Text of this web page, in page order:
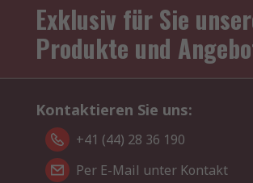
Exklusiv für Sie
Produkte und
Kontaktieren Sie uns:
+41 (44) 28 36 190
Per E-Mail unter Kontakt